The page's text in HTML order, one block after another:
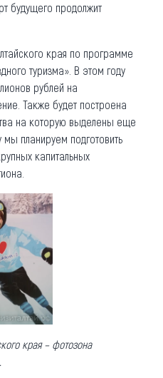
будущего продолжит
края по программе
туризма». В этом году
рублей на
Также будет построена
на которую выделены еще
мы планируем подготовить
капитальных
края – фотозона